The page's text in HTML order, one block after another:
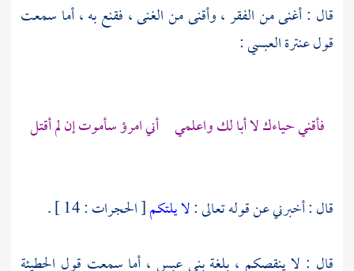
قال : أغنى من الفقر ، وأقنى من الغنى ، فقنع به ، أما سمعت
قولعنترة العبسي:
فأقني حياءك لا أبا لك واعلمي أني امرؤ سأموت إن لم أقتل
قال : أخبرني عن قوله تعالى :لا يلتكم[ الحجرات : 14 ] .
قال : لا ينقصكم ، بلغةبني عبس ، أما سمعت قول الحطيئة